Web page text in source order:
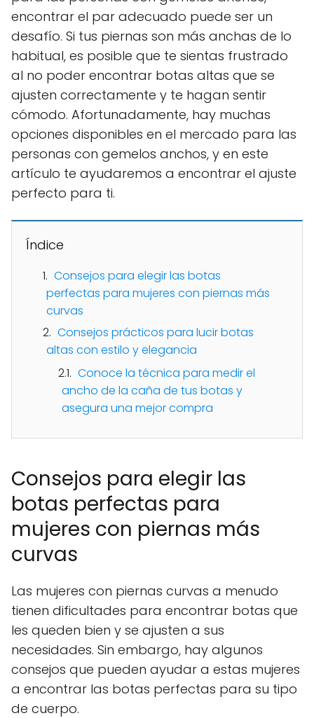
encontrar el par adecuado puede ser un
desafío. Si tus piernas son más anchas de lo
habitual, es posible que te sientas frustrado
al no poder encontrar botas altas que se
ajusten correctamente y te hagan sentir
cómodo. Afortunadamente, hay muchas
opciones disponibles en el mercado para las
personas con gemelos anchos, y en este
artículo te ayudaremos a encontrar el ajuste
perfecto para ti.
Índice
Consejos para elegir las botas
perfectas para mujeres con piernas más
curvas
Consejos prácticos para lucir botas
altas con estilo y elegancia
Conoce la técnica para medir el
ancho de la caña de tus botas y
asegura una mejor compra
Consejos para elegir las
botas perfectas para
mujeres con piernas más
curvas
Las mujeres con piernas curvas a menudo
tienen dificultades para encontrar botas que
les queden bien y se ajusten a sus
necesidades. Sin embargo, hay algunos
consejos que pueden ayudar a estas mujeres
a encontrar las botas perfectas para su tipo
de cuerpo.